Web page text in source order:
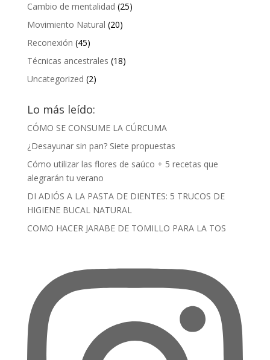
Cambio de mentalidad (25)
Movimiento Natural (20)
Reconexión (45)
Técnicas ancestrales (18)
Uncategorized (2)
Lo más leído:
CÓMO SE CONSUME LA CÚRCUMA
¿Desayunar sin pan? Siete propuestas
Cómo utilizar las flores de saúco + 5 recetas que
alegrarán tu verano
DI ADIÓS A LA PASTA DE DIENTES: 5 TRUCOS DE
HIGIENE BUCAL NATURAL
COMO HACER JARABE DE TOMILLO PARA LA TOS